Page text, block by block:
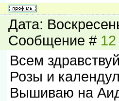
Дата:
Сообщение # 12
Всем
Розы и
Вышиваю на